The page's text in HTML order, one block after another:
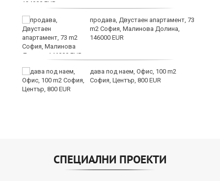
продава, Двустаен апартамент, 73
m2 София, Малинова Долина,
146000 EUR
дава под наем, Офис, 100 m2
София, Център, 800 EUR
СПЕЦИАЛНИ ПРОЕКТИ